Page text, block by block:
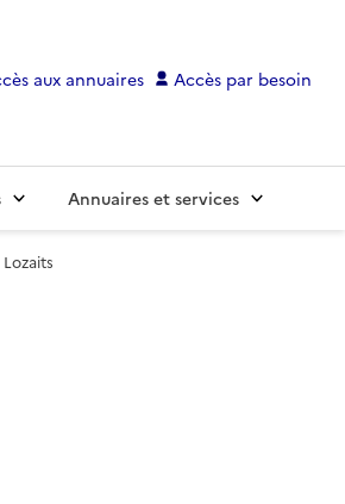
aux annuaires Accès par besoin
Annuaires et services